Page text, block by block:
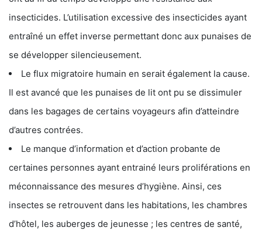
insecticides. L’utilisation excessive des insecticides ayant
entraîné un effet inverse permettant donc aux punaises de
se développer silencieusement.
Le flux migratoire humain en serait également la cause.
Il est avancé que les punaises de lit ont pu se dissimuler
dans les bagages de certains voyageurs afin d’atteindre
d’autres contrées.
Le manque d’information et d’action probante de
certaines personnes ayant entrainé leurs proliférations en
méconnaissance des mesures d’hygiène. Ainsi, ces
insectes se retrouvent dans les habitations, les chambres
d’hôtel, les auberges de jeunesse ; les centres de santé,